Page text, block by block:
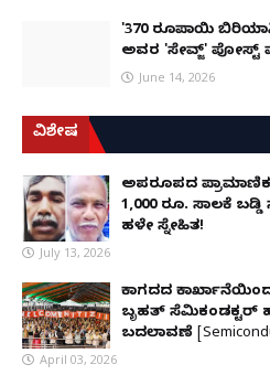
'370 ರೂಪಾಯಿ
ಅವರ 'ಸೇವ್ಜ್' ಪೋಸ್ಟ್
June 14, 2026
ವಿಶೇಷ
ಅಪರೂಪದ
1,000 ರೂ. ಸಾಲಕ್ಕೆ
ಹಳೇ ಸ್ನೇಹಿತ!
July 13, 2026
ಕಾಗದದ
ಬೃಹತ್ ಸೆಮಿಕಂಡಕ್ಟರ್
ಬದಲಾವಣೆ
April 03, 2026